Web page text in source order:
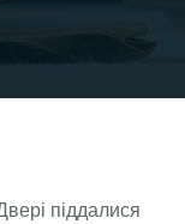
піддалися